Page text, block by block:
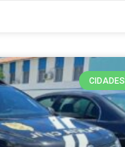
CIDADES